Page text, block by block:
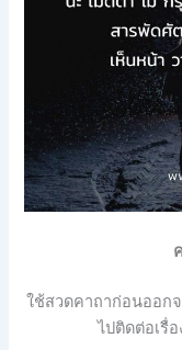
ใช้สวดคาถาก่อนออก
ไปติดต่อเรื่